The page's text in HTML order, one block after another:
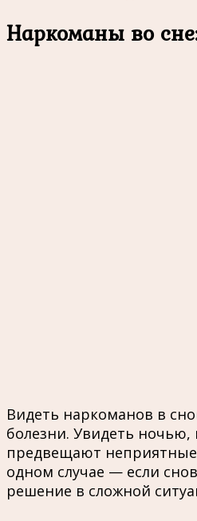
Наркоманы во
Видеть наркоманов в
болезни. Увидеть ночью,
предвещают неприятные
одном случае — если
решение в сложной